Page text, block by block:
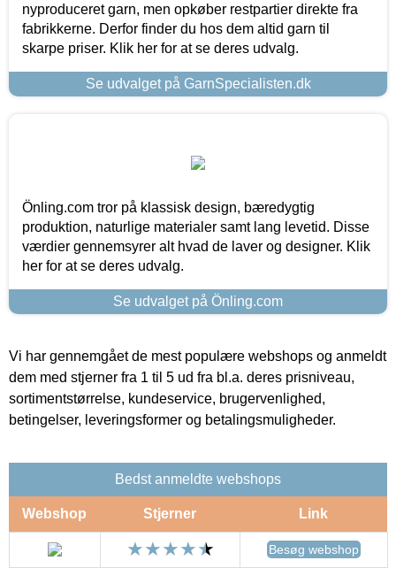
nyproduceret garn, men opkøber restpartier direkte fra
fabrikkerne. Derfor finder du hos dem altid garn til
skarpe priser. Klik her for at se deres udvalg.
Se udvalget på GarnSpecialisten.dk
Önling.com tror på klassisk design, bæredygtig
produktion, naturlige materialer samt lang levetid. Disse
værdier gennemsyrer alt hvad de laver og designer. Klik
her for at se deres udvalg.
Se udvalget på Önling.com
Vi har gennemgået de mest populære webshops og anmeldt
dem med stjerner fra 1 til 5 ud fra bl.a. deres prisniveau,
sortimentstørrelse, kundeservice, brugervenlighed,
betingelser, leveringsformer og betalingsmuligheder.
Bedst anmeldte webshops
Webshop Stjerner Link
Besøg webshop